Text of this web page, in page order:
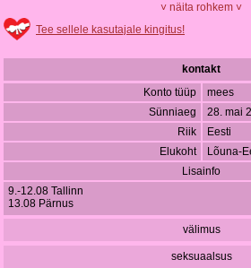
˅ näita rohkem ˅
Tee sellele kasutajale kingitus!
kontakt
Konto tüüp
mees
Sünniaeg
28. mai
Riik
Eesti
Elukoht
Lõuna-
Lisainfo
9.-12.08 Tallinn
13.08 Pärnus
välimus
seksuaalsus